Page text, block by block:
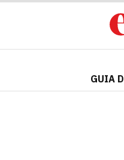
GUIA